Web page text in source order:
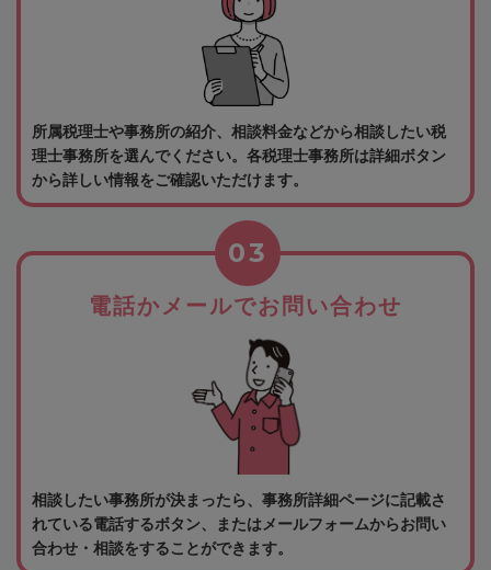
所属税理士や事務所の紹介、相談料金などから相談したい税
理士事務所を選んでください。各税理士事務所は詳細ボタン
から詳しい情報をご確認いただけます。
電話かメールでお問い合わせ
03
相談したい事務所が決まったら、事務所詳細ページに記載さ
れている電話するボタン、またはメールフォームからお問い
合わせ・相談をすることができます。